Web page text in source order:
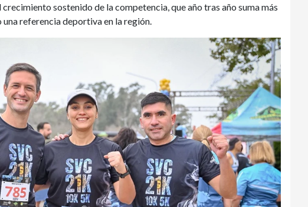
sostenido de la competencia, que año tras año suma más
referencia deportiva en la región.